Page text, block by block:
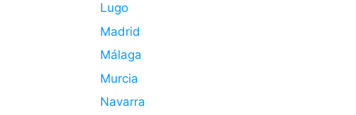
Lugo
Madrid
Málaga
Murcia
Navarra